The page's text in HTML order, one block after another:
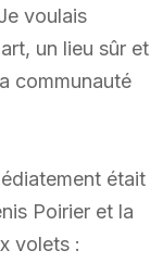
voulais
un lieu sûr et
communauté
était
Poirier et la
volets :